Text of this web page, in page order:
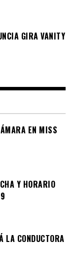
GIRA VANITY
EN MISS
Y HORARIO
LA CONDUCTORA